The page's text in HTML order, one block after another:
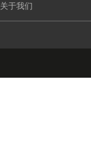
关于我们